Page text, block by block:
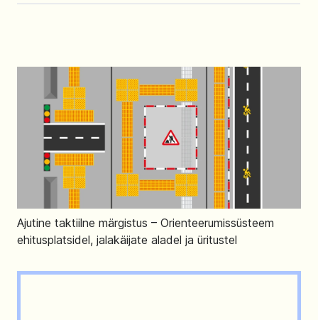
Ajutine taktiilne märgistus – Orienteerumissüsteem
ehitusplatsidel, jalakäijate aladel ja üritustel